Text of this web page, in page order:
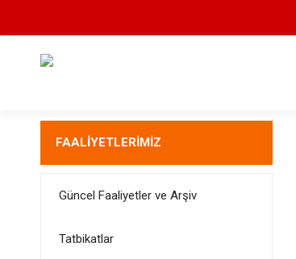
FAALİYETLERİMİZ
Güncel Faaliyetler ve Arşiv
Tatbikatlar